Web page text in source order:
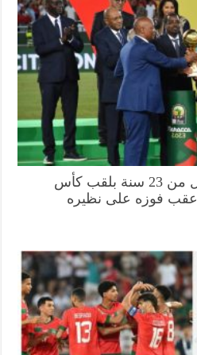
توج المنتخب الوطني لأقل من 23 سنة بلقب كأس
عقب فوزه على نظيره